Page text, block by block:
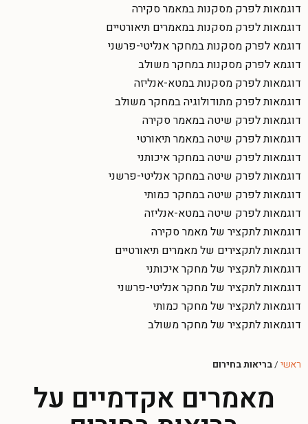
דוגמאות לפרק מסקנות במאמר סקירה
דוגמאות לפרק מסקנות במאמרים תיאורטיים
דוגמא לפרק מסקנות במחקר אנליטי-פרשני
דוגמא לפרק מסקנות במחקר משולב
דוגמאות לפרק מסקנות במטא-אנליזה
דוגמאות לפרק מתודולוגיה במחקר משולב
דוגמאות לפרק שיטה במאמר סקירה
דוגמאות לפרק שיטה במאמר תיאורטי
דוגמאות לפרק שיטה במחקר איכותני
דוגמאות לפרק שיטה במחקר אנליטי-פרשני
דוגמאות לפרק שיטה במחקר כמותי
דוגמאות לפרק שיטה במטא-אנליזה
דוגמאות לתקציר של מאמר סקירה
דוגמאות לתקצירים של מאמרים תיאורטיים
דוגמאות לתקציר של מחקר איכותני
דוגמאות לתקציר של מחקר אנליטי-פרשני
דוגמאות לתקציר של מחקר כמותי
דוגמאות לתקציר של מחקר משולב
ראשי /בריאות בחירום
מאמרים אקדמיים על